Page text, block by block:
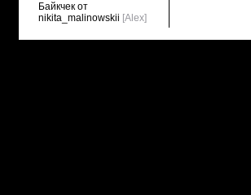
Байкчек от
nikita_malinowskii [Alex]